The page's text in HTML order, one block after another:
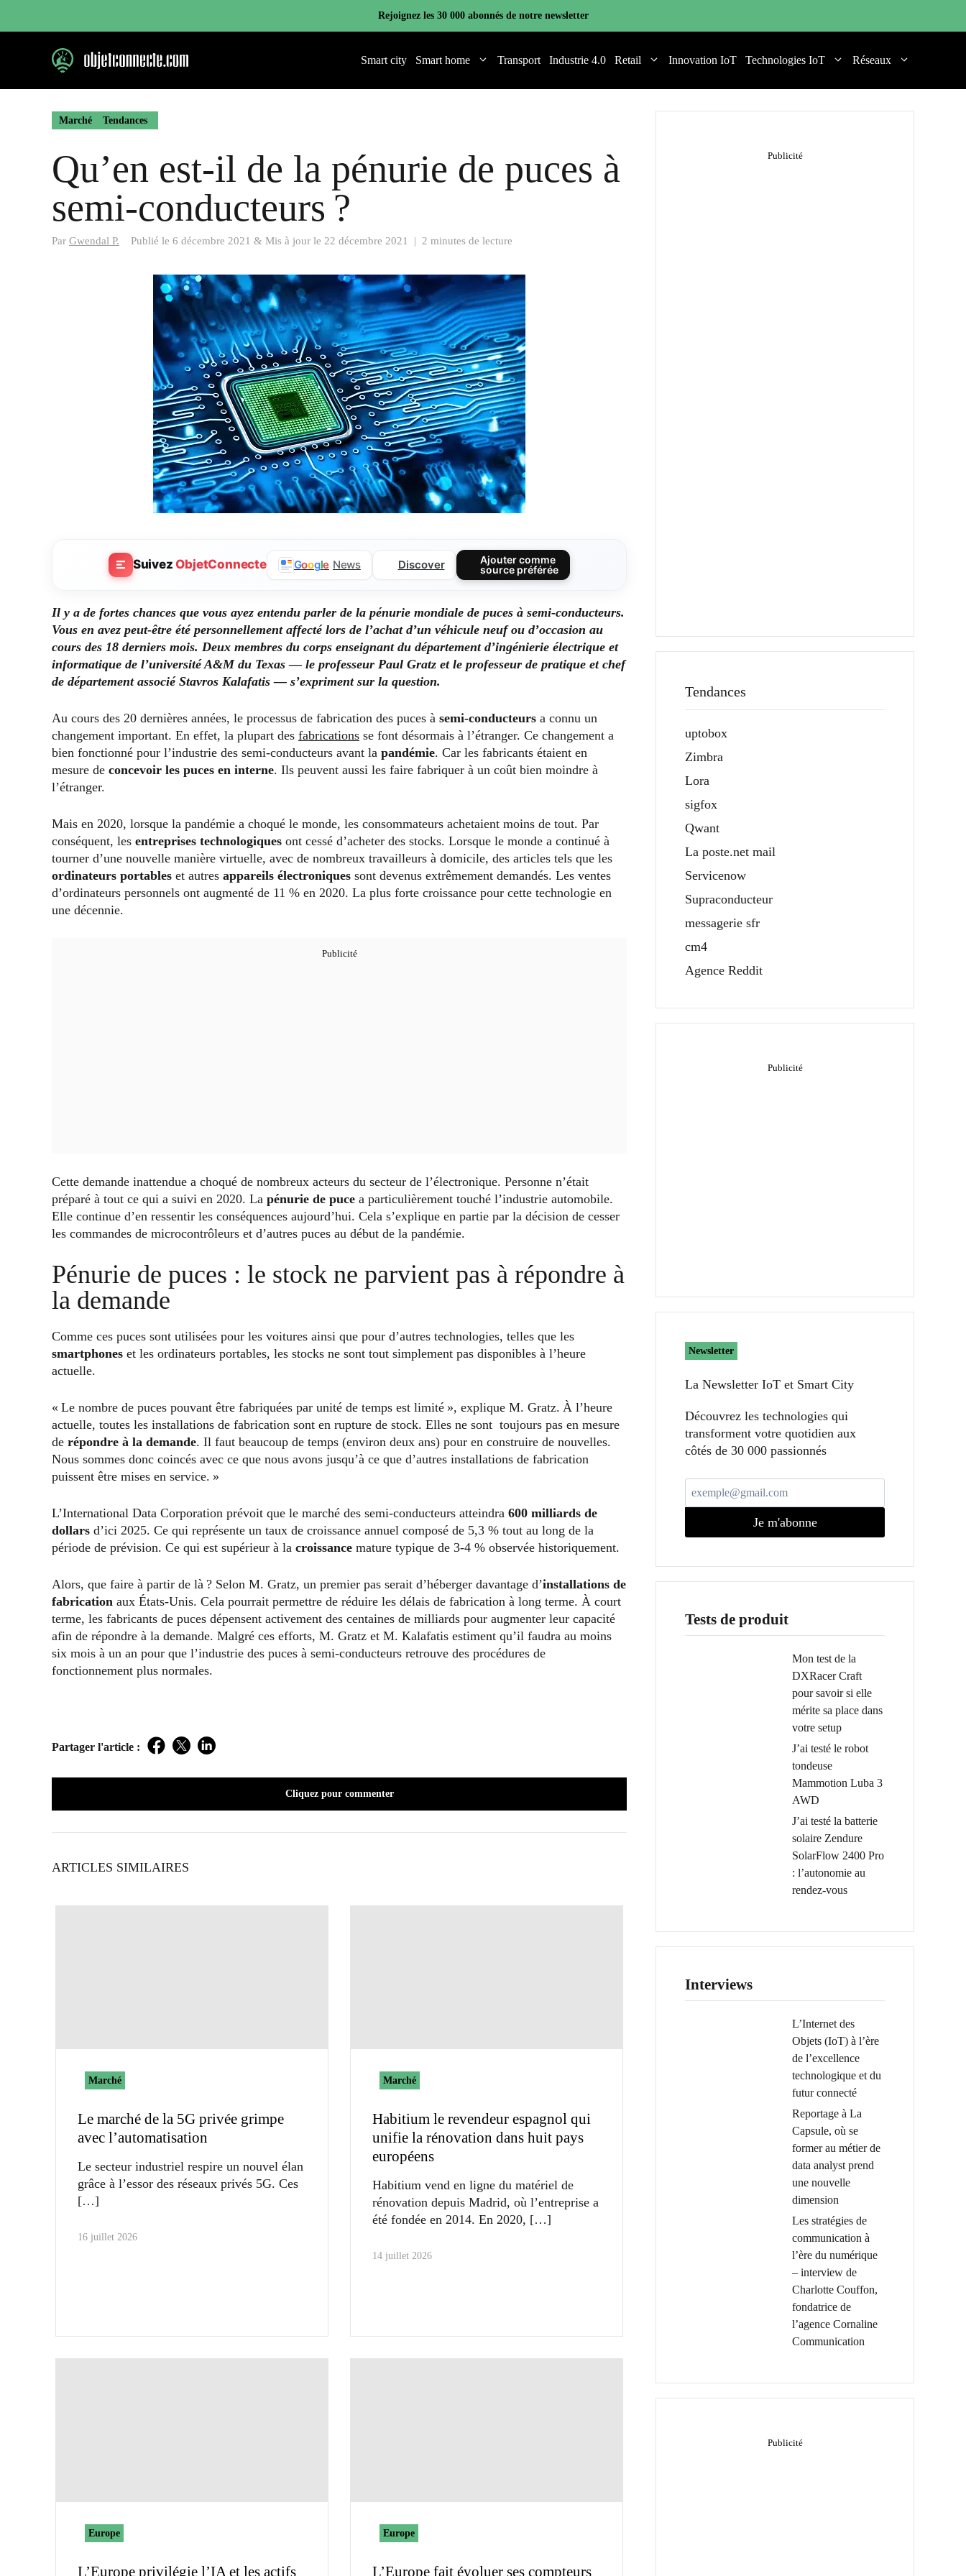
Rejoignez les 30 000 abonnés de notre newsletter
Smart city Smart home Transport Industrie 4.0 Retail Innovation IoT Technologies IoT Réseaux
Marché Tendances
Qu’en est-il de la pénurie de puces à
semi-conducteurs ?
Par Gwendal P. Publié le 6 décembre 2021 & Mis à jour le 22 décembre 2021 | 2 minutes de lecture
SuivezObjetConnecte Google News Discover
Ajouter comme
source préférée
Il y a de fortes chances que vous ayez entendu parler de la pénurie mondiale de puces à semi-conducteurs.
Vous en avez peut-être été personnellement affecté lors de l’achat d’un véhicule neuf ou d’occasion au
cours des 18 derniers mois. Deux membres du corps enseignant du département d’ingénierie électrique et
informatique de l’université A&M du Texas — le professeur Paul Gratz et le professeur de pratique et chef
de département associé Stavros Kalafatis — s’expriment sur la question.
Au cours des 20 dernières années, le processus de fabrication des puces à semi-conducteurs a connu un
changement important. En effet, la plupart des fabrications se font désormais à l’étranger. Ce changement a
bien fonctionné pour l’industrie des semi-conducteurs avant la pandémie. Car les fabricants étaient en
mesure de concevoir les puces en interne. Ils peuvent aussi les faire fabriquer à un coût bien moindre à
l’étranger.
Mais en 2020, lorsque la pandémie a choqué le monde, les consommateurs achetaient moins de tout. Par
conséquent, les entreprises technologiques ont cessé d’acheter des stocks. Lorsque le monde a continué à
tourner d’une nouvelle manière virtuelle, avec de nombreux travailleurs à domicile, des articles tels que les
ordinateurs portables et autres appareils électroniques sont devenus extrêmement demandés. Les ventes
d’ordinateurs personnels ont augmenté de 11 % en 2020. La plus forte croissance pour cette technologie en
une décennie.
Cette demande inattendue a choqué de nombreux acteurs du secteur de l’électronique. Personne n’était
préparé à tout ce qui a suivi en 2020. La pénurie de puce a particulièrement touché l’industrie automobile.
Elle continue d’en ressentir les conséquences aujourd’hui. Cela s’explique en partie par la décision de cesser
les commandes de microcontrôleurs et d’autres puces au début de la pandémie.
Pénurie de puces : le stock ne parvient pas à répondre à
la demande
Comme ces puces sont utilisées pour les voitures ainsi que pour d’autres technologies, telles que les
smartphones et les ordinateurs portables, les stocks ne sont tout simplement pas disponibles à l’heure
actuelle.
« Le nombre de puces pouvant être fabriquées par unité de temps est limité », explique M. Gratz. À l’heure
actuelle, toutes les installations de fabrication sont en rupture de stock. Elles ne sont toujours pas en mesure
de répondre à la demande. Il faut beaucoup de temps (environ deux ans) pour en construire de nouvelles.
Nous sommes donc coincés avec ce que nous avons jusqu’à ce que d’autres installations de fabrication
puissent être mises en service. »
L’International Data Corporation prévoit que le marché des semi-conducteurs atteindra 600 milliards de
dollars d’ici 2025. Ce qui représente un taux de croissance annuel composé de 5,3 % tout au long de la
période de prévision. Ce qui est supérieur à la croissance mature typique de 3-4 % observée historiquement.
Alors, que faire à partir de là ? Selon M. Gratz, un premier pas serait d’héberger davantage d’installations de
fabrication aux États-Unis. Cela pourrait permettre de réduire les délais de fabrication à long terme. À court
terme, les fabricants de puces dépensent activement des centaines de milliards pour augmenter leur capacité
afin de répondre à la demande. Malgré ces efforts, M. Gratz et M. Kalafatis estiment qu’il faudra au moins
six mois à un an pour que l’industrie des puces à semi-conducteurs retrouve des procédures de
fonctionnement plus normales.
Partager l'article : Facebook
TwitterLinkedIn
Cliquez pour commenter
ARTICLES SIMILAIRES
Marché
Le marché de la 5G privée grimpe
avec l’automatisation
Le secteur industriel respire un nouvel élan
grâce à l’essor des réseaux privés 5G. Ces
16 juillet 2026
Marché
Habitium le revendeur espagnol qui
unifie la rénovation dans huit pays
européens
Habitium vend en ligne du matériel de
rénovation depuis Madrid, où l’entreprise a
été fondée en 2014. En 2020,
14 juillet 2026
Europe
L’Europe privilégie l’IA et les actifs
Europe
L’Europe fait évoluer ses compteurs
Tendances
uptobox
Zimbra
Lora
sigfox
Qwant
La poste.net mail
Servicenow
Supraconducteur
messagerie sfr
cm4
Agence Reddit
Newsletter
La Newsletter IoT et Smart City​
Découvrez les technologies qui
transforment votre quotidien aux
côtés de 30 000 passionnés
Je m'abonne
Tests de produit
Mon test de la
DXRacer Craft
pour savoir si elle
mérite sa place dans
votre setup
J’ai testé le robot
tondeuse
Mammotion Luba 3
AWD
J’ai testé la batterie
solaire Zendure
SolarFlow 2400 Pro
: l’autonomie au
rendez-vous
Interviews
L’Internet des
Objets (IoT) à l’ère
de l’excellence
technologique et du
futur connecté
Reportage à La
Capsule, où se
former au métier de
data analyst prend
une nouvelle
dimension
Les stratégies de
communication à
l’ère du numérique
– interview de
Charlotte Couffon,
fondatrice de
l’agence Cornaline
Communication